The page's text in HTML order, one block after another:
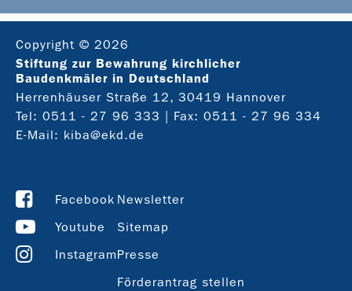
Copyright © 2026
Stiftung zur Bewahrung kirchlicher
Baudenkmäler in Deutschland
Herrenhäuser Straße 12, 30419 Hannover
Tel: 0511 - 27 96 333
| Fax: 0511 - 27 96 334
E-Mail: kiba@ekd.de
Facebook
Youtube
Instagram
Newsletter
Sitemap
Presse
Förderantrag stellen